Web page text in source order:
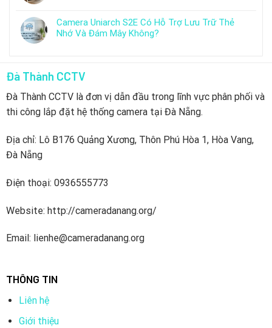
Camera Uniarch S2E Có Hỗ Trợ Lưu Trữ Thẻ
Nhớ Và Đám Mây Không?
Đà Thành CCTV
Đà Thành CCTV là đơn vị dẫn đầu trong lĩnh vực phân phối và
thi công lắp đặt hệ thống camera tại Đà Nẵng.
Địa chỉ: Lô B176 Quảng Xương, Thôn Phú Hòa 1, Hòa Vang,
Đà Nẵng
Điện thoại: 0936555773
Website: http://cameradanang.org/
Email: lienhe@cameradanang.org
THÔNG TIN
Liên hệ
Giới thiệu